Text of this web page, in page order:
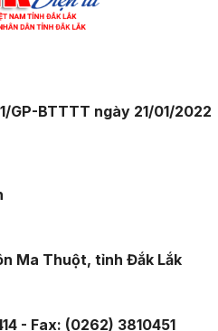
GP-BTTTT ngày 21/01/2022
Ma Thuột, tỉnh Đắk Lắk
- Fax: (0262) 3810451